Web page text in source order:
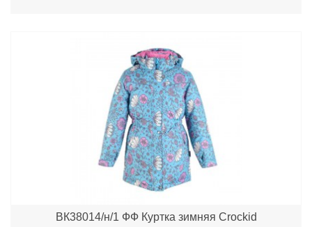
ВК38014/н/1 ФФ Куртка зимняя Crockid